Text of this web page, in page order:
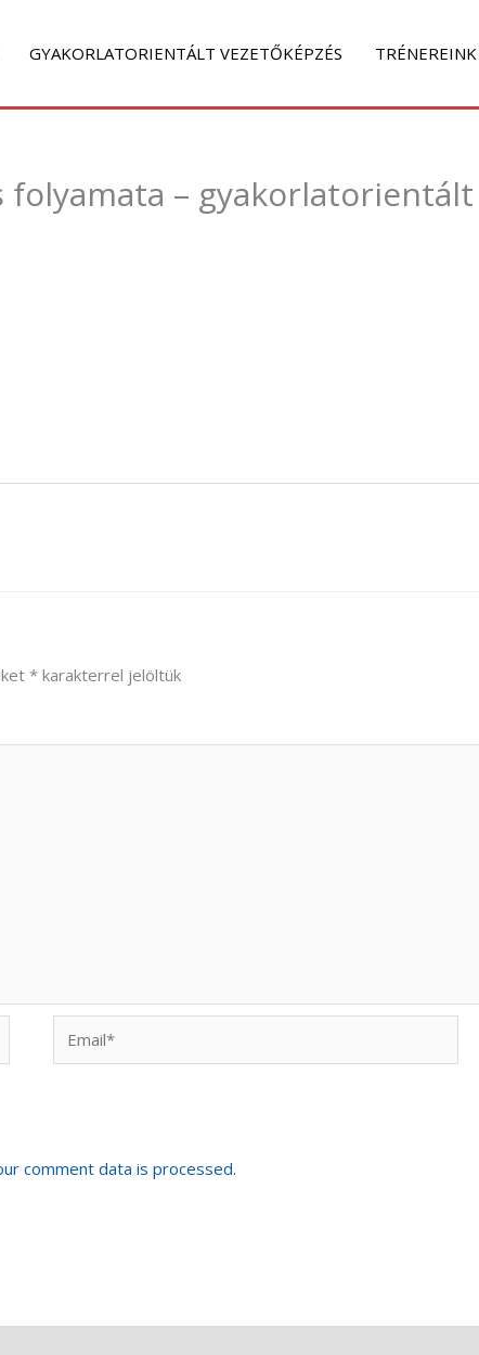
GYAKORLATORIENTÁLT VEZETŐKÉPZÉS TRÉNEREINK
folyamata –
* karakterrel jelöltük
comment data is processed.